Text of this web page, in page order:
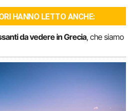
HANNO LETTO ANCHE:
da vedere in Grecia, che siamo